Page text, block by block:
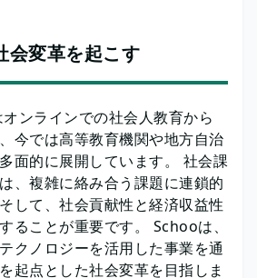
会変革を起こす
ンラインでの社会人教育から
今では高等教育機関や地方自治
面的に展開しています。 社会課
、複雑に絡み合う課題に連鎖的
して、社会貢献性と経済収益性
ることが重要です。 Schooは、
クノロジーを活用した事業を通
起点とした社会変革を目指しま